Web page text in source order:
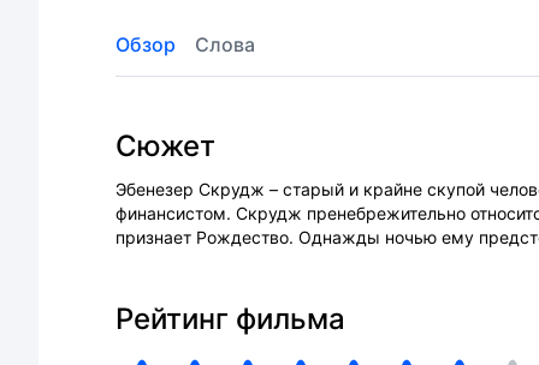
Обзор Слова
Сюжет
Эбенезер Скрудж – старый и крайне скупой
финансистом. Скрудж пренебрежительно
признает Рождество. Однажды ночью ему
Рейтинг фильма